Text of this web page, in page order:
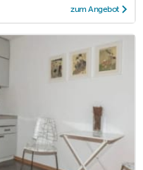
zum Angebot